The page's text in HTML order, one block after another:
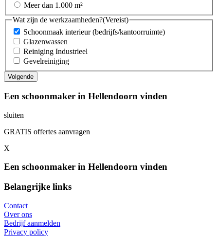
Meer dan 1.000 m²
Wat zijn de werkzaamheden?(Vereist)
Schoonmaak interieur (bedrijfs/kantoorruimte)
Glazenwassen
Reiniging Industrieel
Gevelreiniging
Een schoonmaker in Hellendoorn vinden
sluiten
GRATIS offertes aanvragen
X
Een schoonmaker in Hellendoorn vinden
Belangrijke links
Contact
Over ons
Bedrijf aanmelden
Privacy policy